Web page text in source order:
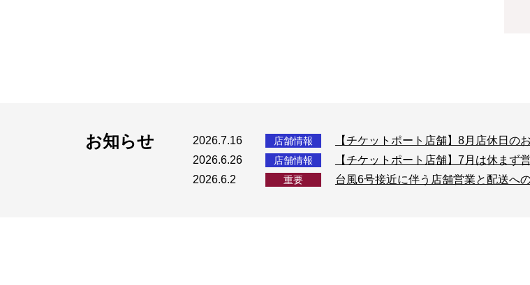
お知らせ 2026.7.16 店舗情報
【チケットポート店舗】8月店休日の
2026.6.26
店舗情報
【チケットポート店舗】7月は休まず
2026.6.2
重要 台風6号接近に伴う店舗営業と配送へ